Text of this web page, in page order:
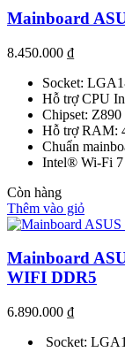
Mainboard
8.450.000 ₫
Socket:
Hỗ trợ CPU
Chipset: Z890
Hỗ trợ RAM:
Chuẩn
Intel® Wi-Fi
Còn hàng
Thêm vào giỏ
Mainboard
WIFI DDR5
6.890.000 ₫
Socket: